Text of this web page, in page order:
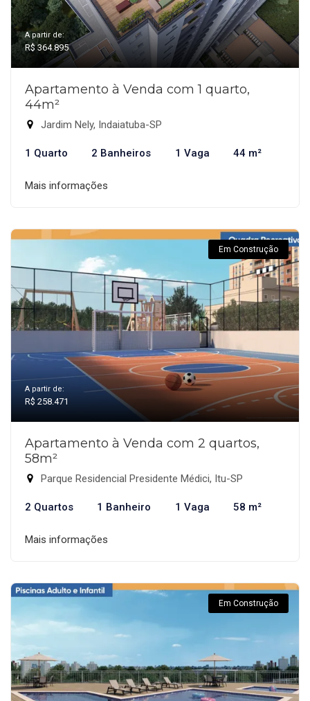
A partir de:
R$ 364.895
Apartamento à Venda com 1 quarto,
44m²
Jardim Nely, Indaiatuba-SP
1 Quarto 2 Banheiros 1 Vaga 44 m²
Mais informações
Em Construção
A partir de:
R$ 258.471
Apartamento à Venda com 2 quartos,
58m²
Parque Residencial Presidente Médici, Itu-SP
2 Quartos 1 Banheiro 1 Vaga 58 m²
Mais informações
Em Construção